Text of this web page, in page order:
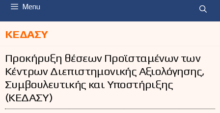
Menu
ΚΕΔΑΣΥ
Προκήρυξη θέσεων Προϊσταμένων των
Κέντρων Διεπιστημονικής Αξιολόγησης,
Συμβουλευτικής και Υποστήριξης
(ΚΕΔΑΣΥ)